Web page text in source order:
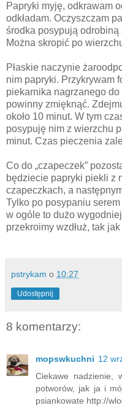
Papryki myję, odkrawam
odkładam. Oczyszczam
środka posypują
Można skropić po
Płaskie naczynie
nim papryki. Przykrywam
piekarnika nagrzanego
powinny zmięknąć.
około 10 minut. W tym
posypuję nim z wierzchu
minut. Czas pieczenia
Co do „czapeczek”
będziecie papryki piekli z
czapeczkach, a
Tylko po posypaniu
w ogóle to dużo
przekroimy wzdłuż, tak
pstrykam o 10:27
Udostępnij
8 komentarzy:
mopswkuchni 12
Ciekawe nadzienie,
potworów, jak ja i
psiankowate http://